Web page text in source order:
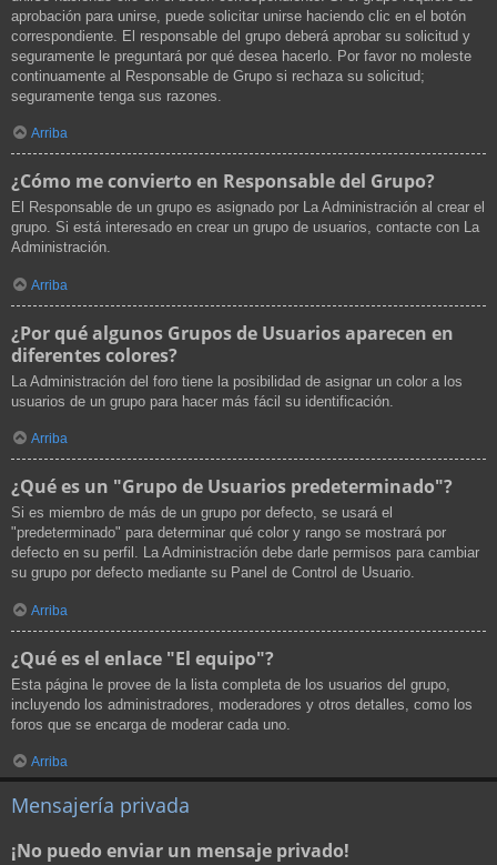
aprobación para unirse, puede solicitar unirse haciendo clic en el botón
correspondiente. El responsable del grupo deberá aprobar su solicitud y
seguramente le preguntará por qué desea hacerlo. Por favor no moleste
continuamente al Responsable de Grupo si rechaza su solicitud;
seguramente tenga sus razones.
Arriba
¿Cómo me convierto en Responsable del Grupo?
El Responsable de un grupo es asignado por La Administración al crear el
grupo. Si está interesado en crear un grupo de usuarios, contacte con La
Administración.
Arriba
¿Por qué algunos Grupos de Usuarios aparecen en
diferentes colores?
La Administración del foro tiene la posibilidad de asignar un color a los
usuarios de un grupo para hacer más fácil su identificación.
Arriba
¿Qué es un "Grupo de Usuarios predeterminado"?
Si es miembro de más de un grupo por defecto, se usará el
"predeterminado" para determinar qué color y rango se mostrará por
defecto en su perfil. La Administración debe darle permisos para cambiar
su grupo por defecto mediante su Panel de Control de Usuario.
Arriba
¿Qué es el enlace "El equipo"?
Esta página le provee de la lista completa de los usuarios del grupo,
incluyendo los administradores, moderadores y otros detalles, como los
foros que se encarga de moderar cada uno.
Arriba
Mensajería privada
¡No puedo enviar un mensaje privado!